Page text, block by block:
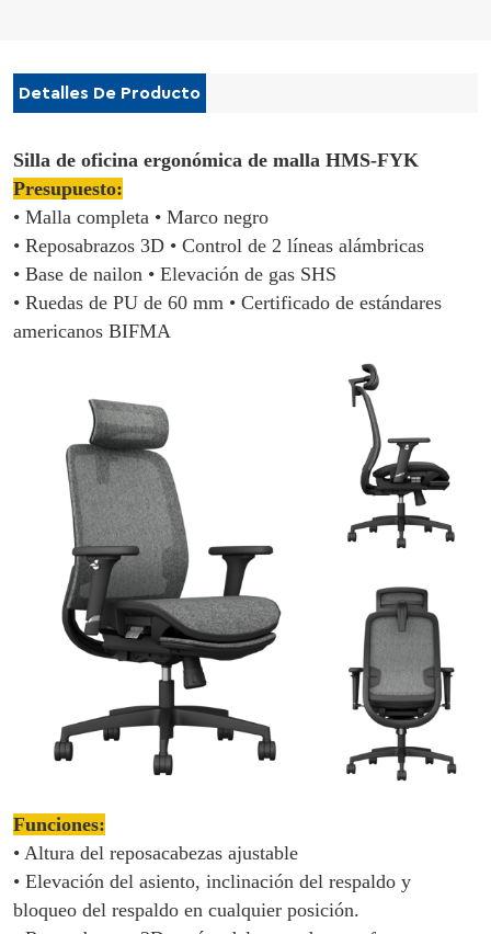
Detalles De Producto
Silla de oficina ergonómica de malla HMS-FYK
Presupuesto:
• Malla completa • Marco negro
• Reposabrazos 3D • Control de 2 líneas alámbricas
• Base de nailon • Elevación de gas SHS
• Ruedas de PU de 60 mm • Certificado de estándares
americanos BIFMA
Funciones:
• Altura del reposacabezas ajustable
• Elevación del asiento, inclinación del respaldo y
bloqueo del respaldo en cualquier posición.